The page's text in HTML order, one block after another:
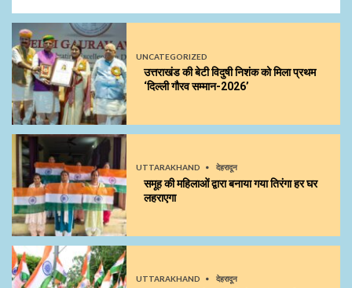
UNCATEGORIZED
उत्तराखंड की बेटी विदुषी निशंक को मिला प्रथम
‘दिल्ली गौरव सम्मान-2026’
UTTARAKHAND देहरादून
समूह की महिलाओं द्वारा बनाया गया तिरंगा हर घर
लहराएगा
UTTARAKHAND देहरादून